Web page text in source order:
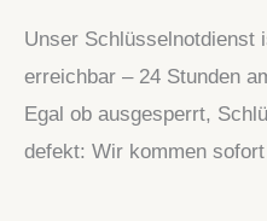
Unser Schlüsselnotdienst
erreichbar – 24 Stunden
Egal ob ausgesperrt,
defekt: Wir kommen